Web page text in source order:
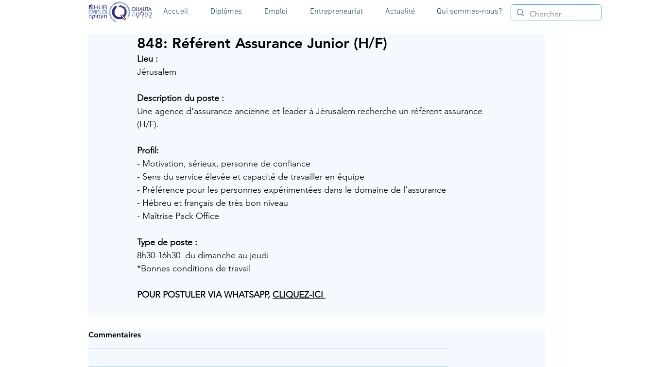
Accueil Diplômes Emploi Entrepreneuriat Actualité Qui sommes-nous?
848: Référent Assurance Junior (H/F)
Lieu :
Jérusalem
Description du poste :
Une agence d'assurance ancienne et leader à Jérusalem recherche un référent assurance
(H/F).
Profil:
- Motivation, sérieux, personne de confiance
- Sens du service élevée et capacité de travailler en équipe
- Préférence pour les personnes expérimentées dans le domaine de l'assurance
- Hébreu et français de très bon niveau
- Maîtrise Pack Office
Type de poste :
8h30-16h30  du dimanche au jeudi
*Bonnes conditions de travail
POUR POSTULER VIA WHATSAPP, CLIQUEZ-ICI
Commentaires